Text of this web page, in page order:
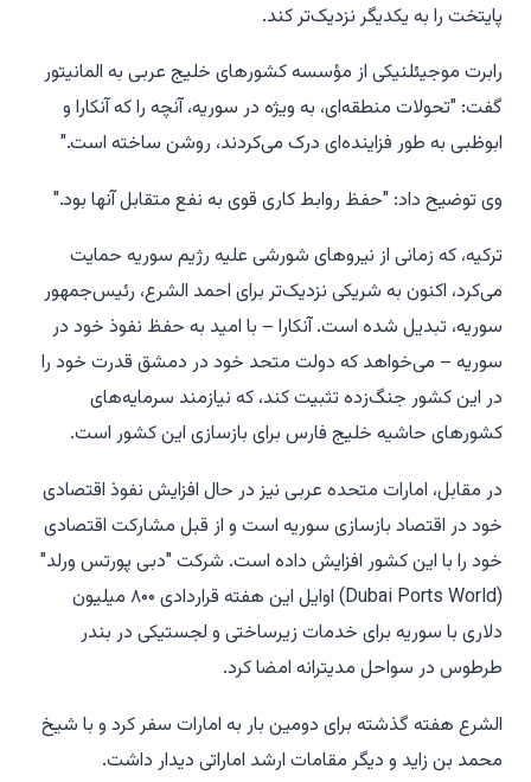
پایتخت را به یکدیگر نزدیک‌تر کند.
رابرت موجیئلنیکی از مؤسسه کشورهای خلیج عربی به المانیتور
گفت: "تحولات منطقه‌ای، به ویژه در سوریه، آنچه را که آنکارا و
ابوظبی به طور فزاینده‌ای درک می‌کردند، روشن ساخته است."
وی توضیح داد: "حفظ روابط کاری قوی به نفع متقابل آنها بود."
ترکیه، که زمانی از نیروهای شورشی علیه رژیم سوریه حمایت
می‌کرد، اکنون به شریکی نزدیک‌تر برای احمد الشرع، رئیس‌جمهور
سوریه، تبدیل شده است. آنکارا – با امید به حفظ نفوذ خود در
سوریه – می‌خواهد که دولت متحد خود در دمشق قدرت خود را
در این کشور جنگ‌زده تثبیت کند، که نیازمند سرمایه‌های
کشورهای حاشیه خلیج فارس برای بازسازی این کشور است.
در مقابل، امارات متحده عربی نیز در حال افزایش نفوذ اقتصادی
خود در اقتصاد بازسازی سوریه است و از قبل مشارکت اقتصادی
خود را با این کشور افزایش داده است. شرکت "دبی پورتس ورلد"
(Dubai Ports World) اوایل این هفته قراردادی ۸۰۰ میلیون
دلاری با سوریه برای خدمات زیرساختی و لجستیکی در بندر
طرطوس در سواحل مدیترانه امضا کرد.
الشرع هفته گذشته برای دومین بار به امارات سفر کرد و با شیخ
محمد بن زاید و دیگر مقامات ارشد اماراتی دیدار داشت.